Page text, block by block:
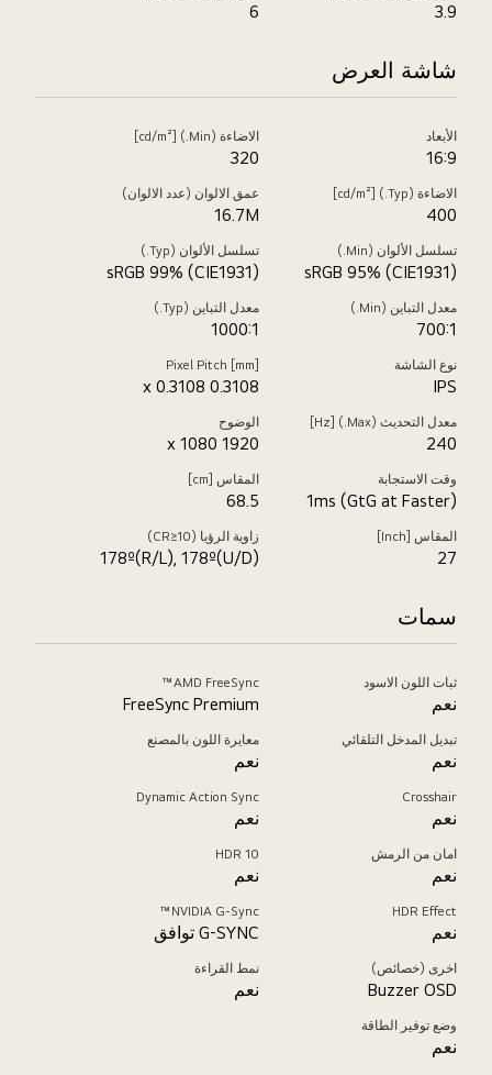
3.9
6
شاشة العرض
الأبعاد
16:9
الاضاءة (Min.) [cd/m²]
320
الاضاءة (Typ.) [cd/m²]
400
عمق الالوان (عدد الالوان)
16.7M
تسلسل الألوان (Min.)
sRGB 95% (CIE1931)
تسلسل الألوان (Typ.)
sRGB 99% (CIE1931)
معدل التباين (Min.)
700:1
معدل التباين (Typ.)
1000:1
نوع الشاشة
IPS
Pixel Pitch [mm]
0.3108 x 0.3108
معدل التحديث (Max.) [Hz]
240
الوضوح
1920 x 1080
وقت الاستجابة
1ms (GtG at Faster)
المقاس [cm]
68.5
المقاس [Inch]
27
زاوية الرؤيا (CR≥10)
178º(R/L), 178º(U/D)
سمات
ثبات اللون الاسود
نعم
AMD FreeSync™
FreeSync Premium
تبديل المدخل التلقائي
نعم
معايرة اللون بالمصنع
نعم
Crosshair
نعم
Dynamic Action Sync
نعم
امان من الرمش
نعم
HDR 10
نعم
HDR Effect
نعم
NVIDIA G-Sync™
G-SYNC توافق
اخرى (خصائص)
Buzzer OSD
نمط القراءة
نعم
وضع توفير الطاقة
نعم